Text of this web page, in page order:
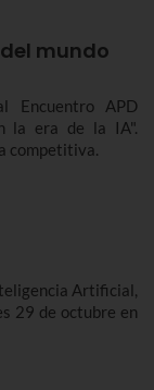
mundo
Encuentro APD
la era de la IA".
competitiva.
Artificial,
29 de octubre en